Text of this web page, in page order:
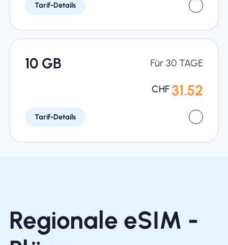
Tarif-Details
10 GB Für 30 TAGE
CHF 31.52
Tarif-Details
Regionale eSIM -